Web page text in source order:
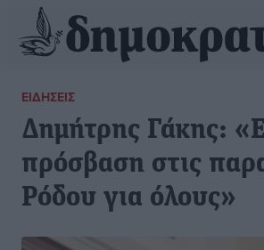
ΕΙΔΉΣΕΙΣ
Δημήτρης Γάκης:
πρόσβαση στις
Ρόδου για όλους»